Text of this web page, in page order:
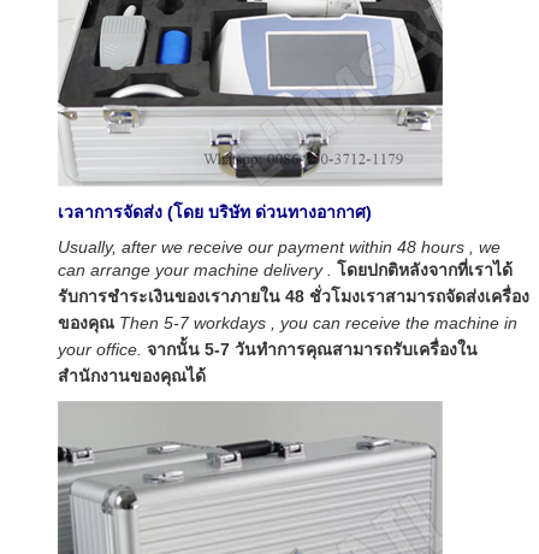
เวลาการจัดส่ง (โดย บริษัท ด่วนทางอากาศ)
Usually, after we receive our payment within 48 hours , we
can arrange your machine delivery .
โดยปกติหลังจากที่เราได้
รับการชำระเงินของเราภายใน 48 ชั่วโมงเราสามารถจัดส่งเครื่อง
ของคุณ Then 5-7 workdays , you can receive the machine in
your office. จากนั้น 5-7 วันทำการคุณสามารถรับเครื่องใน
สำนักงานของคุณได้